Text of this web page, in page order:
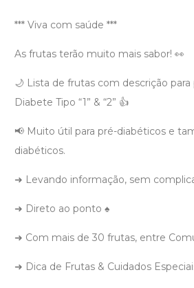
*** Viva com saúde ***
As frutas terão muito mais sabor! 👀
🌙 Lista de frutas com descrição
Diabete Tipo “1” & “2” 👍
📢 Muito útil para pré-diabéticos e
diabéticos.
➜ Levando informação, sem
➜ Direto ao ponto ♠
➜ Com mais de 30 frutas, entre
➜ Dica de Frutas & Cuidados